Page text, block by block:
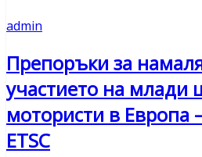
admin
Препоръки за
участието на млади
мотористи в Европа
ETSC